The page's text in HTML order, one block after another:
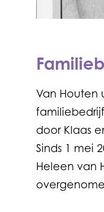
Van Houten
door Klaas
Sinds 1 mei
Heleen van